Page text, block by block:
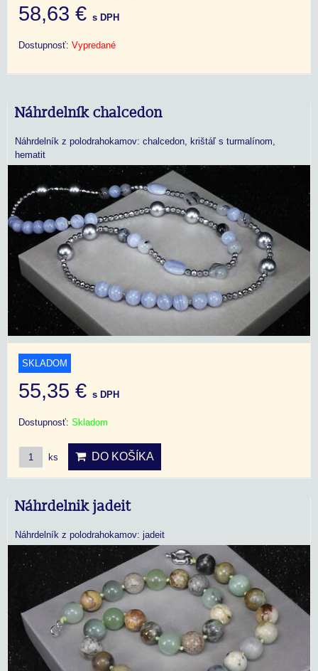
58,63 € s DPH
Dostupnosť: Vypredané
Náhrdelník chalcedon
Náhrdelník z polodrahokamov: chalcedon, krištáľ s turmalínom,
hematit
SKLADOM
55,35 € s DPH
Dostupnosť: Skladom
ks DO KOŠÍKA
Náhrdelnik jadeit
Náhrdelník z polodrahokamov: jadeit